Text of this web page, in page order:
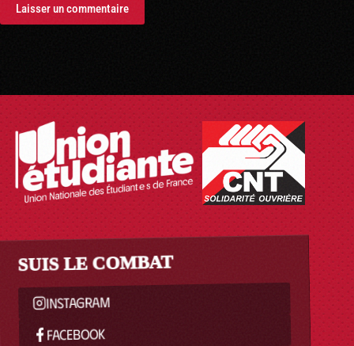
Laisser un commentaire
SUIS LE COMBAT
INSTAGRAM
FACEBOOK